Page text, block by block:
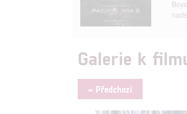
Galerie k
« Předchozí